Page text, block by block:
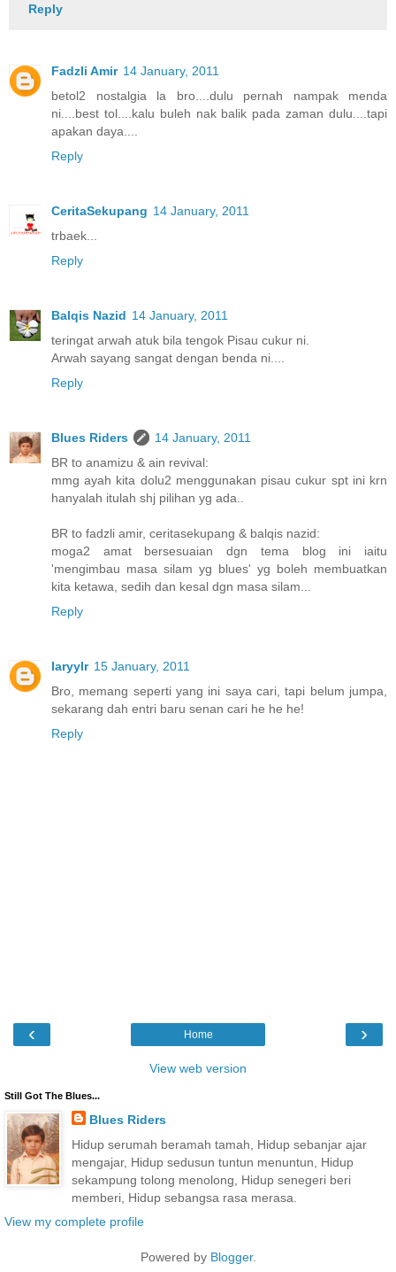
Reply
Fadzli Amir 14 January, 2011
betol2 nostalgia la bro....dulu pernah nampak menda
ni....best tol....kalu buleh nak balik pada zaman dulu....tapi
apakan daya....
Reply
CeritaSekupang 14 January, 2011
trbaek...
Reply
Balqis Nazid 14 January, 2011
teringat arwah atuk bila tengok Pisau cukur ni.
Arwah sayang sangat dengan benda ni....
Reply
Blues Riders
14 January, 2011
BR to anamizu & ain revival:
mmg ayah kita dolu2 menggunakan pisau cukur spt ini krn
hanyalah itulah shj pilihan yg ada..
BR to fadzli amir, ceritasekupang & balqis nazid:
moga2 amat bersesuaian dgn tema blog ini iaitu
'mengimbau masa silam yg blues' yg boleh membuatkan
kita ketawa, sedih dan kesal dgn masa silam...
Reply
Iaryylr 15 January, 2011
Bro, memang seperti yang ini saya cari, tapi belum jumpa,
sekarang dah entri baru senan cari he he he!
Reply
‹ ›
Home
View web version
Still Got The Blues...
Blues Riders
Hidup serumah beramah tamah, Hidup sebanjar ajar
mengajar, Hidup sedusun tuntun menuntun, Hidup
sekampung tolong menolong, Hidup senegeri beri
memberi, Hidup sebangsa rasa merasa.
View my complete profile
Powered by Blogger.